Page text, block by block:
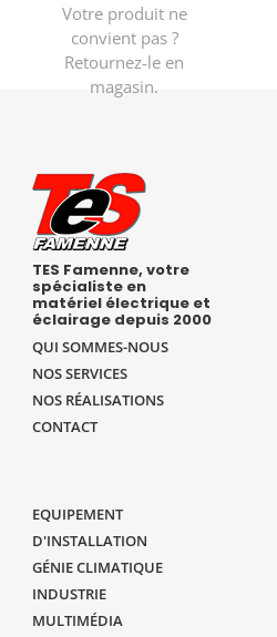
Votre produit ne
convient pas ?
Retournez-le en
magasin.
TES Famenne, votre
spécialiste en
matériel électrique et
éclairage depuis 2000
QUI SOMMES-NOUS
NOS SERVICES
NOS RÉALISATIONS
CONTACT
EQUIPEMENT
D'INSTALLATION
GÉNIE CLIMATIQUE
INDUSTRIE
MULTIMÉDIA